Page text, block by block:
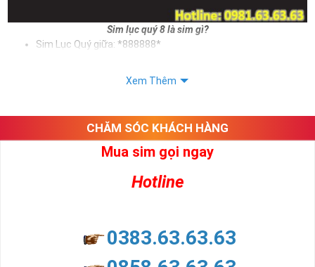
Sim lục quý 8 là sim gì?
Sim Lục Quý giữa: *888888*
Sử dụng sim lục quý 8 giúp chủ sở hữu khẳng định được bản thân,
8 mang lại cho người dùng là vô tận. Sim giúp cho người dùng phát
tài, phát lộc, phát may mắn
Sim Lục Quý 5- Sim Số Đẹp Tượng Trưng Cho Danh Vọng - Quyền Lực
Xem Thêm
CHĂM SÓC KHÁCH HÀNG
Mua sim gọi ngay
Hotline
0383.63.63.63